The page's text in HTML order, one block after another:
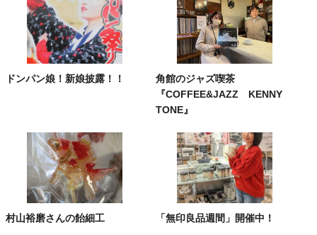
ドンパン娘！新娘披露！！
角館のジャズ喫茶
『COFFEE&JAZZ KENNY
TONE』
村山裕磨さんの飴細工 「無印良品週間」開催中！